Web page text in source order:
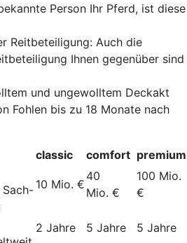
Person Ihr Pferd, ist diese
Reitbeteiligung: Auch die
Ihnen gegenüber sind
und ungewolltem Deckakt
Fohlen bis zu 18 Monate nach
classic comfort premium
Sach-10 Mio. €
40
Mio. €
100 Mio.
€
2 Jahre 5 Jahre 5 Jahre